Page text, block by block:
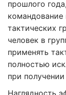
прошлого
тактических
человек в
применять
полностью
при
Наглядность